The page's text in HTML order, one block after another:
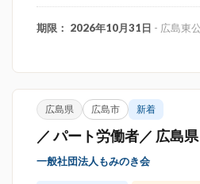
期限： 2026年10月31日 - 広島東
広島県 広島市 新着
／ パート労働者／ 広島
一般社団法人もみのき会